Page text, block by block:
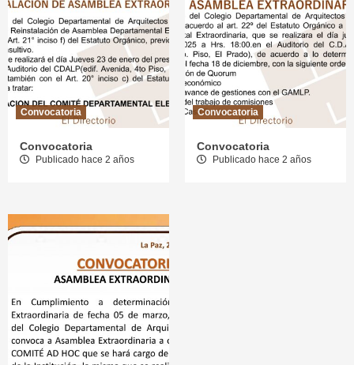
Convocatoria
Convocatoria
Publicado hace 2 años
Convocatoria
Convocatoria
Publicado hace 2 años